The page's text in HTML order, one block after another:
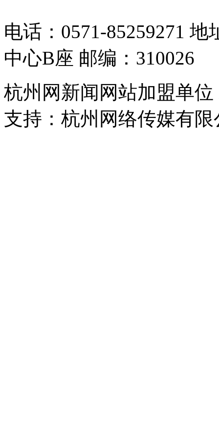
电话：0571-85259271
中心B座 邮编：310026
杭州网新闻网站加盟单
支持：杭州网络传媒有限